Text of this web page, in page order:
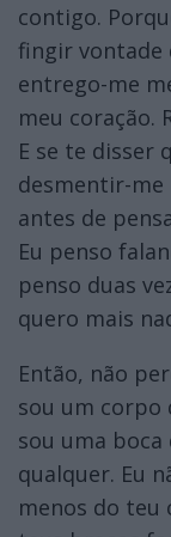
contigo.
fingir vontade
entrego-me
meu coração.
E se te disser
desmentir-me
antes de
Eu penso
penso duas
quero mais
Então, não
sou um corpo
sou uma
qualquer. Eu
menos do teu